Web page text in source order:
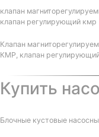
клапан
клапан регулирующий кмр
Клапан
КМР, клапан
Купить
Блочные кустовые